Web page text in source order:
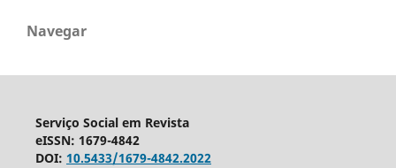
Navegar
Serviço Social em Revista
eISSN: 1679-4842
DOI: 10.5433/1679-4842.2022